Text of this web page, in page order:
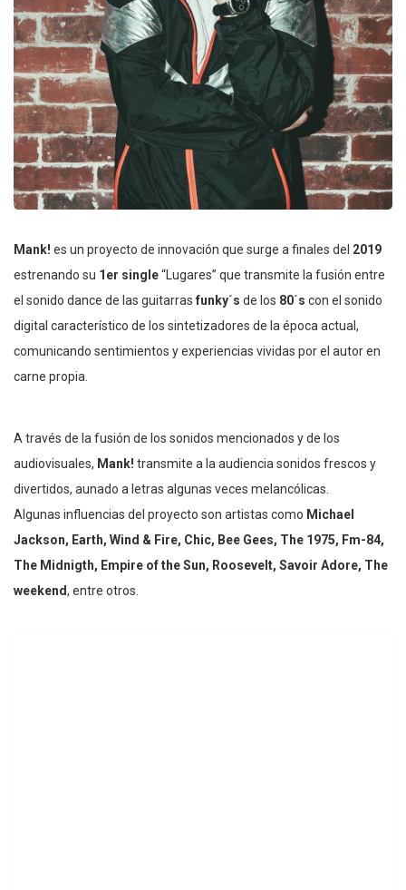
Mank! es un proyecto de innovación que surge a finales del 2019
estrenando su 1er single“Lugares” que transmite la fusión entre
el sonido dance de las guitarras funky´s de los 80´s con el sonido
digital característico de los sintetizadores de la época actual,
comunicando sentimientos y experiencias vividas por el autor en
carne propia.
A través de la fusión de los sonidos mencionados y de los
audiovisuales, Mank! transmite a la audiencia sonidos frescos y
divertidos, aunado a letras algunas veces melancólicas.
Algunas influencias del proyecto son artistas como Michael
Jackson, Earth, Wind & Fire, Chic, Bee Gees, The 1975, Fm-84,
The Midnigth, Empire of the Sun, Roosevelt, Savoir Adore, The
weekend, entre otros.